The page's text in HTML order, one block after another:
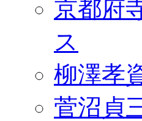
京都府
ス
柳澤孝
菅沼貞